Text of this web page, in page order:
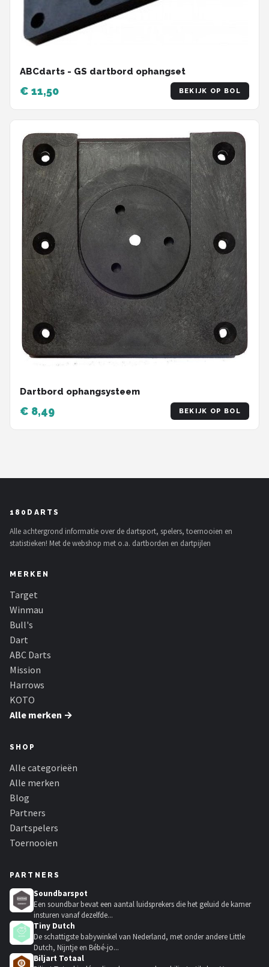
ABCdarts - GS dartbord ophangset
€ 11,50 BEKIJK OP BOL
Dartbord ophangsysteem
€ 8,49 BEKIJK OP BOL
180DARTS
Alle achtergrond informatie over de dartsport, spelers, toernooien en
statistieken! Met de webshop met o.a. dartborden en dartpijlen
MERKEN
Target
Winmau
Bull's
Dart
ABC Darts
Mission
Harrows
KOTO
Alle merken →
SHOP
Alle categorieën
Alle merken
Blog
Partners
Dartspelers
Toernooien
PARTNERS
Soundbarspot
Een soundbar bevat een aantal luidsprekers die het geluid de kamer
insturen vanaf dezelfde...
Tiny Dutch
De schattigste babywinkel van Nederland, met onder andere Little
Dutch, Nijntje en Bébé-jo...
Biljart Totaal